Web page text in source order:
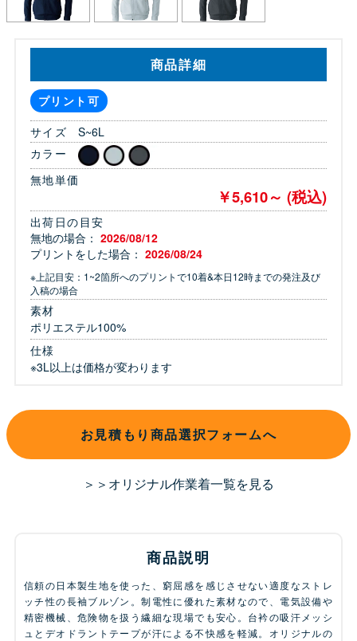
商品詳細
プリント可
サイズ
S~6L
カラー
無地単価
￥5,610～ (税込)
出荷日の目安
無地の場合： 2026/08/12
プリントをした場合： 2026/08/24
※上記目安：1~2箇所へのプリントで10着&本日12時までの発注及び
入稿の場合
素材
ポリエステル100%
仕様
※3L以上は価格が変わります
お見積もり商品選択フォームへ
＞＞オリジナル作業着一覧を見る
商品説明
信頼の日本製生地を使った、窮屈感を感じさせない適度なストレ
ッチ性の長袖ブルゾン。制電性に優れた素材なので、電気設備や
精密機械、危険物を扱う繊細な現場でも安心。台衿の吸汗メッシ
ュとデオドラントテープが汗による不快感を軽減。オリジナルの